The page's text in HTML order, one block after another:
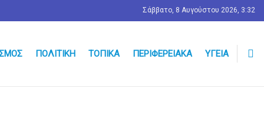
Σάββατο, 8 Αυγούστου 2026, 3:32
ΠΟΛΙΤΙΚΉ ΤΟΠΙΚΆ ΠΕΡΙΦΕΡΕΙΑΚΆ ΥΓΕΊΑ